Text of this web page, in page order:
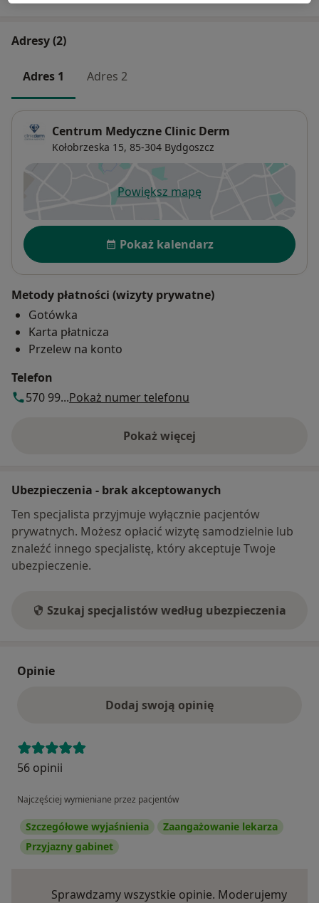
Adresy (2)
Adres 1 Adres 2
Centrum Medyczne Clinic Derm
Kołobrzeska 15, 85-304 Bydgoszcz
Powiększ mapęotwiera się w nowej karcie
Dostępność
Pokaż kalendarz
Metody płatności (wizyty prywatne)
Gotówka
Karta płatnicza
Przelew na konto
Telefon
570 99...Pokaż numer telefonu
Pokaż więcej
o adresie
Ubezpieczenia - brak akceptowanych
Ten specjalista przyjmuje wyłącznie pacjentów
prywatnych. Możesz opłacić wizytę samodzielnie lub
znaleźć innego specjalistę, który akceptuje Twoje
ubezpieczenie.
Szukaj specjalistów według ubezpieczenia
Opinie
Dodaj swoją opinię
56 opinii
Najczęściej wymieniane przez pacjentów
Szczegółowe wyjaśnienia
Zaangażowanie lekarza
Przyjazny gabinet
Sprawdzamy wszystkie opinie. Moderujemy